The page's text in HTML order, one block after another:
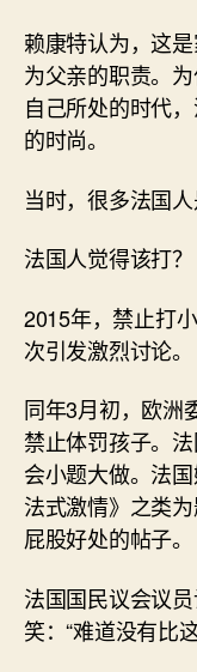
赖康特认为，这
为父亲的职责。
自己所处的时代
的时尚。
当时，很多法国
法国人觉得该打？
2015年，禁止打
次引发激烈讨论。
同年3月初，欧洲
禁止体罚孩子。
会小题大做。法
法式激情》之类
屁股好处的帖子。
法国国民议会议
笑：“难道没有比